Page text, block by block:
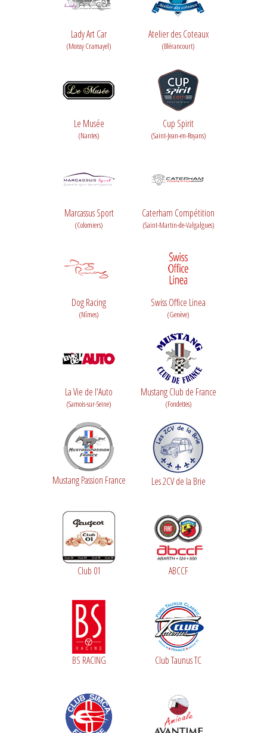
Lady Art Car
(Moissy Cramayel)
Atelier des Coteaux
(Blérancourt)
Le Musée
(Nantes)
Cup Spirit
(Saint-Jean-en-Royans)
Marcassus Sport
(Colomiers)
Caterham Compétition
(Saint-Martin-de-Valgalgues)
Dog Racing
(Nîmes)
Swiss Office Linea
(Genève)
La Vie de l'Auto
(Samois-sur-Seine)
Mustang Club de France
(Fondettes)
Mustang Passion France Les 2CV de la Brie
Club 01 ABCCF
BS RACING Club Taunus TC